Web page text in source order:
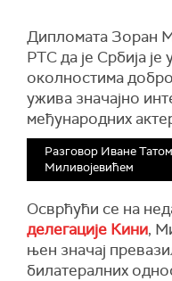
Дипломата Зоран
РТС да је Србија
околностима
ужива значајно
међународних
Разговор Иване
Миливојевићем
Осврћући се на
делегације Кини,
њен значај
билатералних